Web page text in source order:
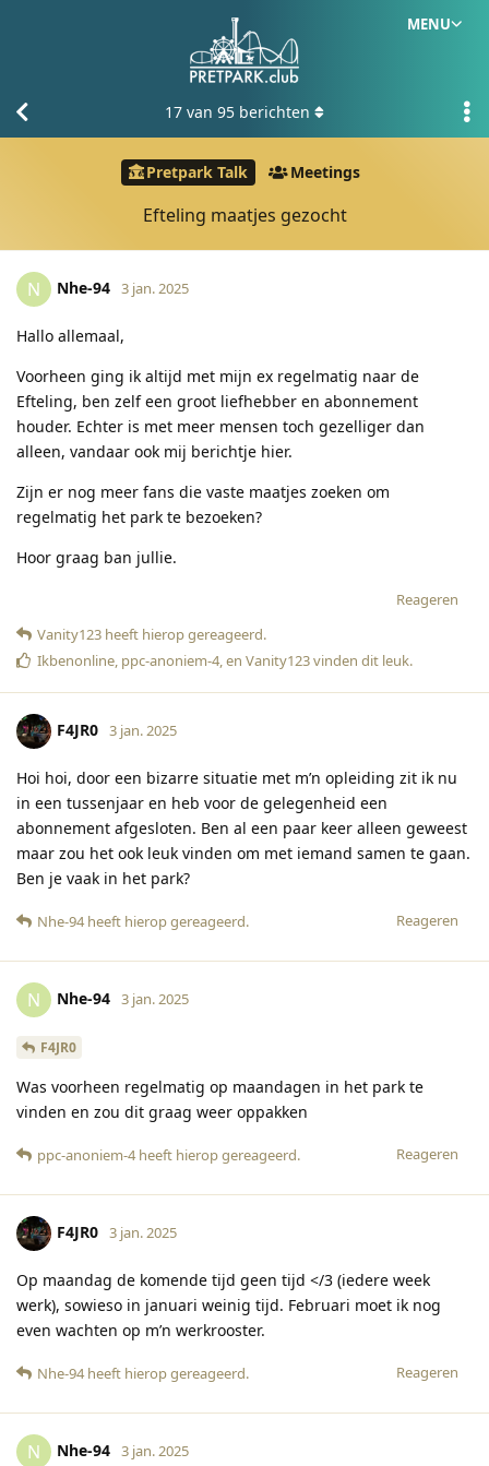
MENU
Pretpark Talk Meetings
Efteling maatjes gezocht
17 van 95 berichten
N Nhe-94 3 jan. 2025
Hallo allemaal,
Voorheen ging ik altijd met mijn ex regelmatig naar de
Efteling, ben zelf een groot liefhebber en abonnement
houder. Echter is met meer mensen toch gezelliger dan
alleen, vandaar ook mij berichtje hier.
Zijn er nog meer fans die vaste maatjes zoeken om
regelmatig het park te bezoeken?
Hoor graag ban jullie.
Reageren
Vanity123 heeft hierop gereageerd.
Ikbenonline, ppc-anoniem-4, en Vanity123vinden dit leuk.
F4JR0 3 jan. 2025
Hoi hoi, door een bizarre situatie met m’n opleiding zit ik nu
in een tussenjaar en heb voor de gelegenheid een
abonnement afgesloten. Ben al een paar keer alleen geweest
maar zou het ook leuk vinden om met iemand samen te gaan.
Ben je vaak in het park?
Reageren
Nhe-94heeft hierop gereageerd.
N Nhe-94 3 jan. 2025
F4JR0
Was voorheen regelmatig op maandagen in het park te
vinden en zou dit graag weer oppakken
Reageren
ppc-anoniem-4heeft hierop gereageerd.
F4JR0 3 jan. 2025
Op maandag de komende tijd geen tijd </3 (iedere week
werk), sowieso in januari weinig tijd. Februari moet ik nog
even wachten op m’n werkrooster.
Reageren
Nhe-94heeft hierop gereageerd.
N Nhe-94 3 jan. 2025